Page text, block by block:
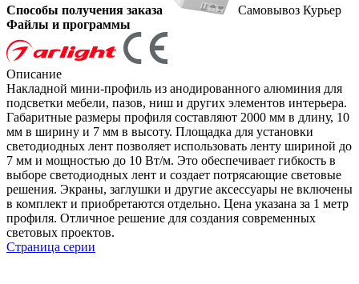
Способы получения заказа Самовывоз Курьер
Файлы и программы
Описание
Накладной мини-профиль из анодированного алюминия для
подсветки мебели, пазов, ниш и других элементов интерьера.
Габаритные размеры профиля составляют 2000 мм в длину, 10
мм в ширину и 7 мм в высоту. Площадка для установки
светодиодных лент позволяет использовать ленту шириной до
7 мм и мощностью до 10 Вт/м. Это обеспечивает гибкость в
выборе светодиодных лент и создает потрясающие световые
решения. Экраны, заглушки и другие аксессуары не включены
в комплект и приобретаются отдельно. Цена указана за 1 метр
профиля. Отличное решение для создания современных
световых проектов.
Страница серии